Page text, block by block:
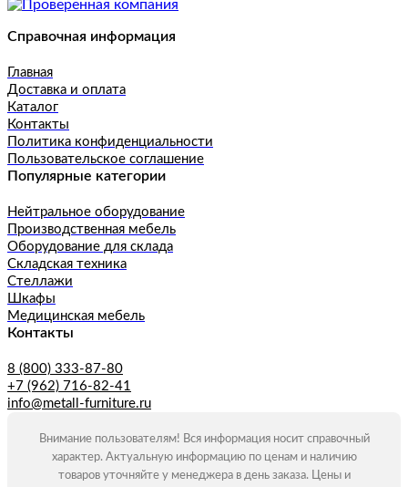
Справочная информация
Главная
Доставка и оплата
Каталог
Контакты
Политика конфиденциальности
Пользовательское соглашение
Популярные категории
Нейтральное оборудование
Производственная мебель
Оборудование для склада
Складская техника
Стеллажи
Шкафы
Медицинская мебель
Контакты
8 (800) 333-87-80
+7 (962) 716-82-41
info@metall-furniture.ru
Внимание пользователям! Вся информация носит справочный
характер. Актуальную информацию по ценам и наличию
товаров уточняйте у менеджера в день заказа. Цены и